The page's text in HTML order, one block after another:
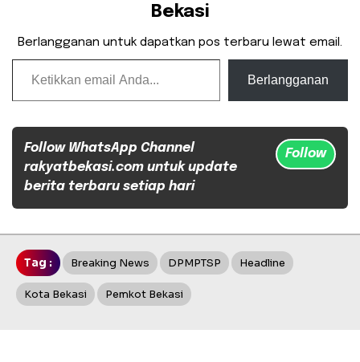
Bekasi
Berlangganan untuk dapatkan pos terbaru lewat email.
Ketikkan email Anda...
Berlangganan
Follow WhatsApp Channel
rakyatbekasi.com untuk update
berita terbaru setiap hari
Follow
Tag : Breaking News DPMPTSP Headline
Kota Bekasi Pemkot Bekasi